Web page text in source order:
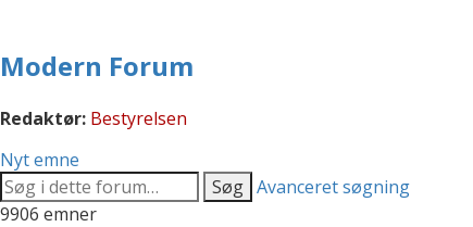
Modern Forum
Redaktør: Bestyrelsen
Nyt emne
Søg Avanceret søgning
9906 emner